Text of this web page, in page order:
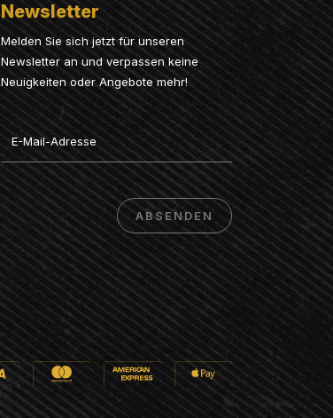
Newsletter
Melden Sie sich jetzt für unseren
Newsletter an und verpassen keine
Neuigkeiten oder Angebote mehr!
Email
ABSENDEN